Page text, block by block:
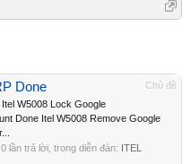
Chủ đề
Done
W5008 Lock Google
Done Itel W5008 Remove Google
, 0 lần trả lời, trong diễn đàn: ITEL